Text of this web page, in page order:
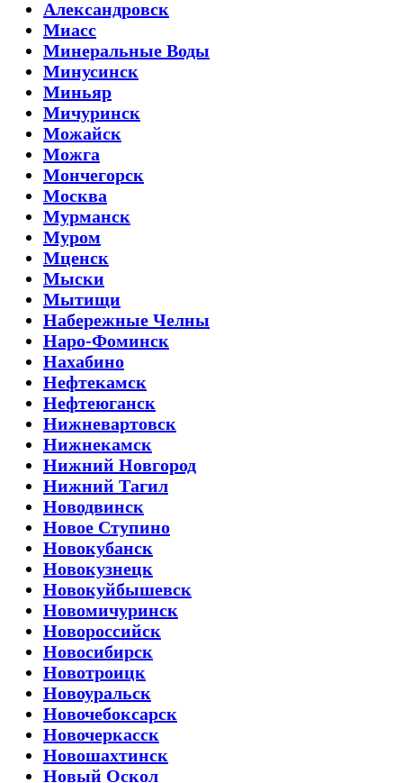
Александровск
Миасс
Минеральные Воды
Минусинск
Миньяр
Мичуринск
Можайск
Можга
Мончегорск
Москва
Мурманск
Муром
Мценск
Мыски
Мытищи
Набережные Челны
Наро-Фоминск
Нахабино
Нефтекамск
Нефтеюганск
Нижневартовск
Нижнекамск
Нижний Новгород
Нижний Тагил
Новодвинск
Новое Ступино
Новокубанск
Новокузнецк
Новокуйбышевск
Новомичуринск
Новороссийск
Новосибирск
Новотроицк
Новоуральск
Новочебоксарск
Новочеркасск
Новошахтинск
Новый Оскол